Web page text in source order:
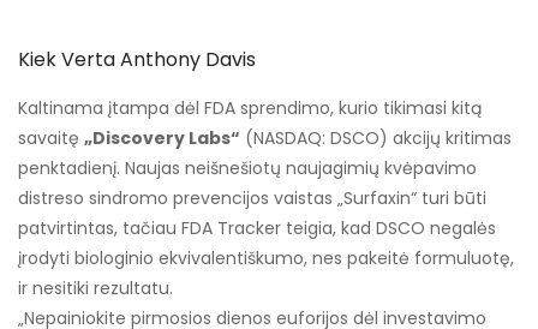
Kiek Verta Anthony Davis
Kaltinama įtampa dėl FDA sprendimo, kurio tikimasi kitą
savaitę „Discovery Labs“ (NASDAQ: DSCO) akcijų kritimas
penktadienį. Naujas neišnešiotų naujagimių kvėpavimo
distreso sindromo prevencijos vaistas „Surfaxin“ turi būti
patvirtintas, tačiau FDA Tracker teigia, kad DSCO negalės
įrodyti biologinio ekvivalentiškumo, nes pakeitė formuluotę,
ir nesitiki rezultatu.
„Nepainiokite pirmosios dienos euforijos dėl investavimo